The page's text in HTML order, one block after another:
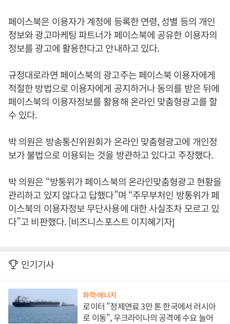
페이스북은 이용자가 계정에 등록한 연령, 성별 등의 개인
정보와 광고마케팅 파트너가 페이스북에 공유한 이용자의
정보를 광고에 활용한다고 안내하고 있다.
규정대로라면 페이스북의 광고주는 페이스북 이용자에게
적절한 방법으로 이용자에게 공지하거나 동의를 받은 뒤에
페이스북의 이용자정보를 활용해 온라인 맞춤형광고를 할
수 있다.
박 의원은 방송통신위원회가 온라인 맞춤형광고에 개인정
보가 불법으로 이용되는 것을 방관하고 있다고 주장했다.
박 의원은 “방통위가 페이스북의 온라인맞춤형광고 현황을
관리하고 있지 않다고 답했다”며 “주무부처인 방통위가 페
이스북의 이용자정보 무단사용에 대한 사실조차 모르고 있
다”고 비판했다. [비즈니스포스트 이지혜기자]
인기기사
화학·에너지
로이터 "정제연료 3만 톤 한국에서 러시아
로 이동", 우크라이나의 공격에 수요 늘어